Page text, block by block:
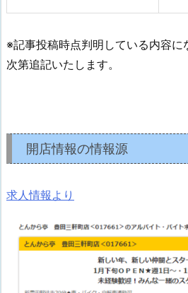
※記事投稿時点判明している内容に
次第追記いたします。
開店情報の情報源
求人情報より